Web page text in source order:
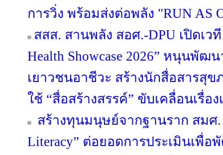
การวิ่ง พร้อมส่งต่อพลัง "RUN AS
สสส. สานพลัง สอศ.-DPU เปิดเวที
Health Showcase 2026” หนุนพั
เยาวชนอาชีวะ สร้างนักสื่อสารสุ
ใช้ “สื่อสร้างสรรค์” ขับเคลื่อนเรื่อ
สร้างทุนมนุษย์จากฐานราก สมศ.
Literacy” ต่อยอดการประเมินเพื่